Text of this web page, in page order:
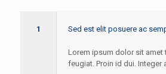
1 Sed est elit posuere ac
Lorem ipsum dolor sit amet
feugiat. Proin id dui. Integer